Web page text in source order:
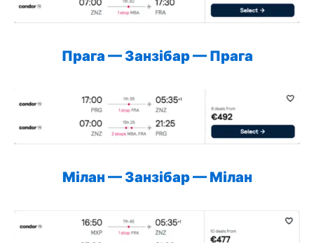
Прага — Занзібар — Прага
Мілан — Занзібар — Мілан